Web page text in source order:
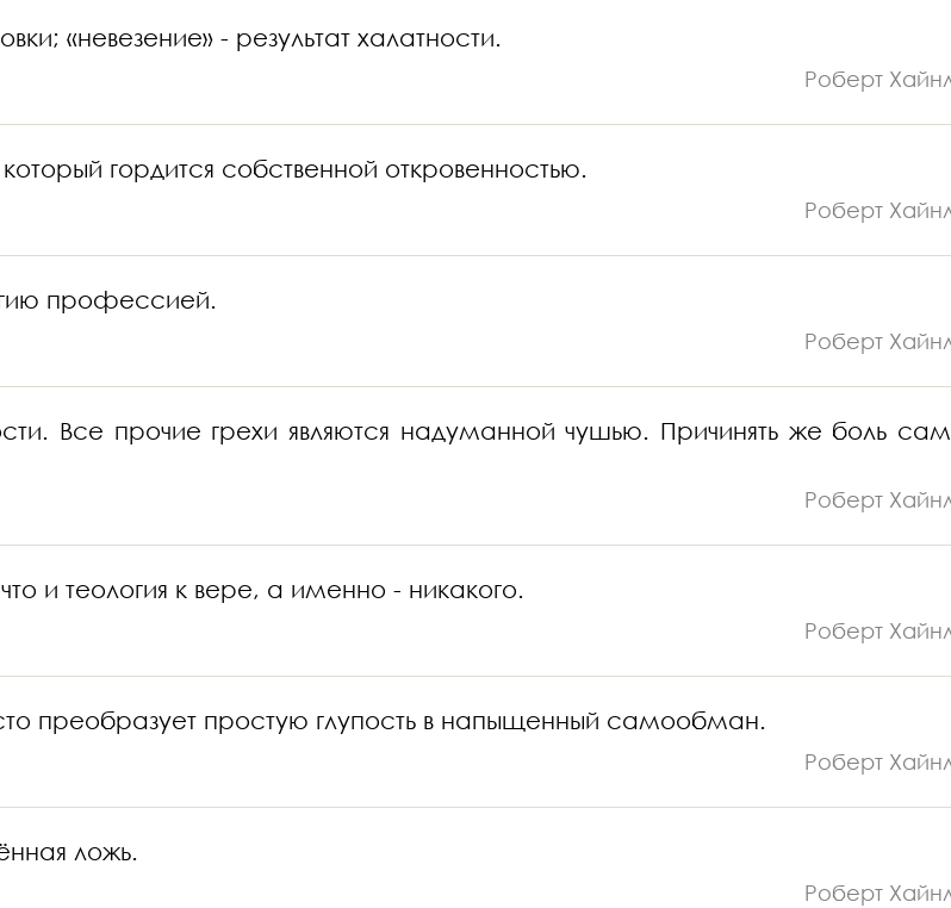
«невезение» - результат халатности.
Роберт
гордится собственной откровенностью.
Роберт
профессией.
Роберт
Все прочие грехи являются надуманной чушью. Причинять же боль
Роберт
и теология к вере, а именно - никакого.
Роберт
преобразует простую глупость в напыщенный самообман.
Роберт
ложь.
Роберт